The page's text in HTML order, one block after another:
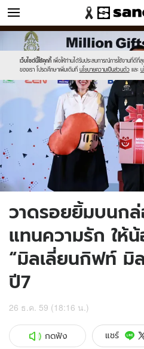
ข่าว
เว็บไซต์นี้ใช้คุกกี้ เพื่อให้ท่านได้รับประสบการณ์การใช้งานที่ดีที่
ของเรา โปรดศึกษาเพิ่มเติมที่ นโยบายความเป็นส่วนตัว และ น
Sanook
//s.isanook.com/sr/0/images/logo-
new-
sanook.png
//s.isanook.com/ns/0/ud/428/
วาดรอยยิ้มบนก
แทนความรัก ให้
“มิลเลี่ยนกิฟท์ มิ
ปี7
26 ธ.ค. 59 (18:16 น.)
กดฟัง แชร์